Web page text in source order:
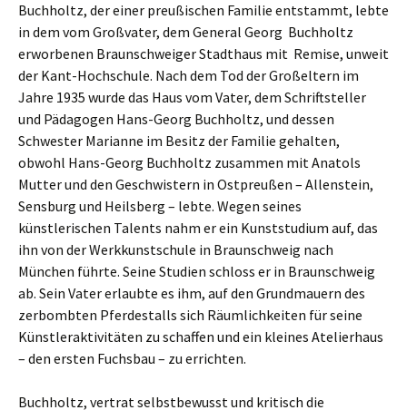
Buchholtz, der einer preußischen Familie entstammt, lebte
in dem vom Großvater, dem General Georg Buchholtz
erworbenen Braunschweiger Stadthaus mit Remise, unweit
der Kant-Hochschule. Nach dem Tod der Großeltern im
Jahre 1935 wurde das Haus vom Vater, dem Schriftsteller
und Pädagogen Hans-Georg Buchholtz, und dessen
Schwester Marianne im Besitz der Familie gehalten,
obwohl Hans-Georg Buchholtz zusammen mit Anatols
Mutter und den Geschwistern in Ostpreußen – Allenstein,
Sensburg und Heilsberg – lebte. Wegen seines
künstlerischen Talents nahm er ein Kunststudium auf, das
ihn von der Werkkunstschule in Braunschweig nach
München führte. Seine Studien schloss er in Braunschweig
ab. Sein Vater erlaubte es ihm, auf den Grundmauern des
zerbombten Pferdestalls sich Räumlichkeiten für seine
Künstleraktivitäten zu schaffen und ein kleines Atelierhaus
– den ersten Fuchsbau – zu errichten.
Buchholtz, vertrat selbstbewusst und kritisch die